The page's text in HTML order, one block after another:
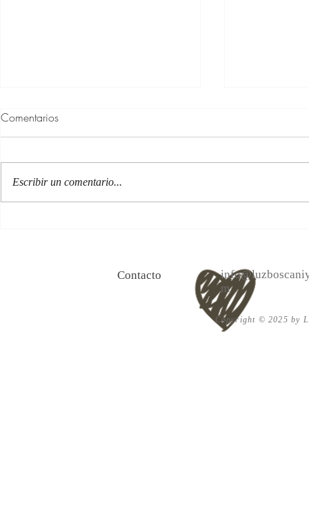
Comentarios
Escribir un comentario...
Contacto
m
Copyright © 2025 by